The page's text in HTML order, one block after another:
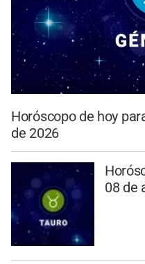
Horóscopo de hoy
de 2026
08 de